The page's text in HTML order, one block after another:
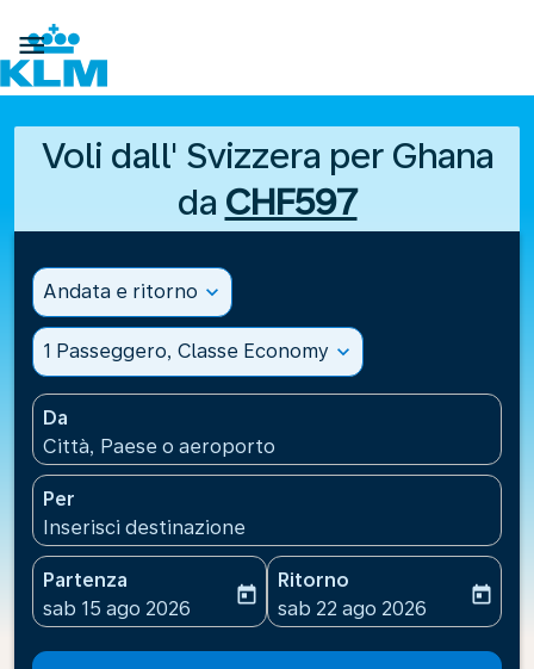

Voli dall' Svizzera per Ghana
da CHF597
Andata e ritorno expand_more
1 Passeggero, Classe Economy expand_more
Da
Città, Paese o aeroporto
Per
Inserisci destinazione
Partenza
fc-booking-departure-date-aria-label
sab 15 ago 2026
today
Ritorno
fc-booking-return-date-
sab 22 ago 2026
today